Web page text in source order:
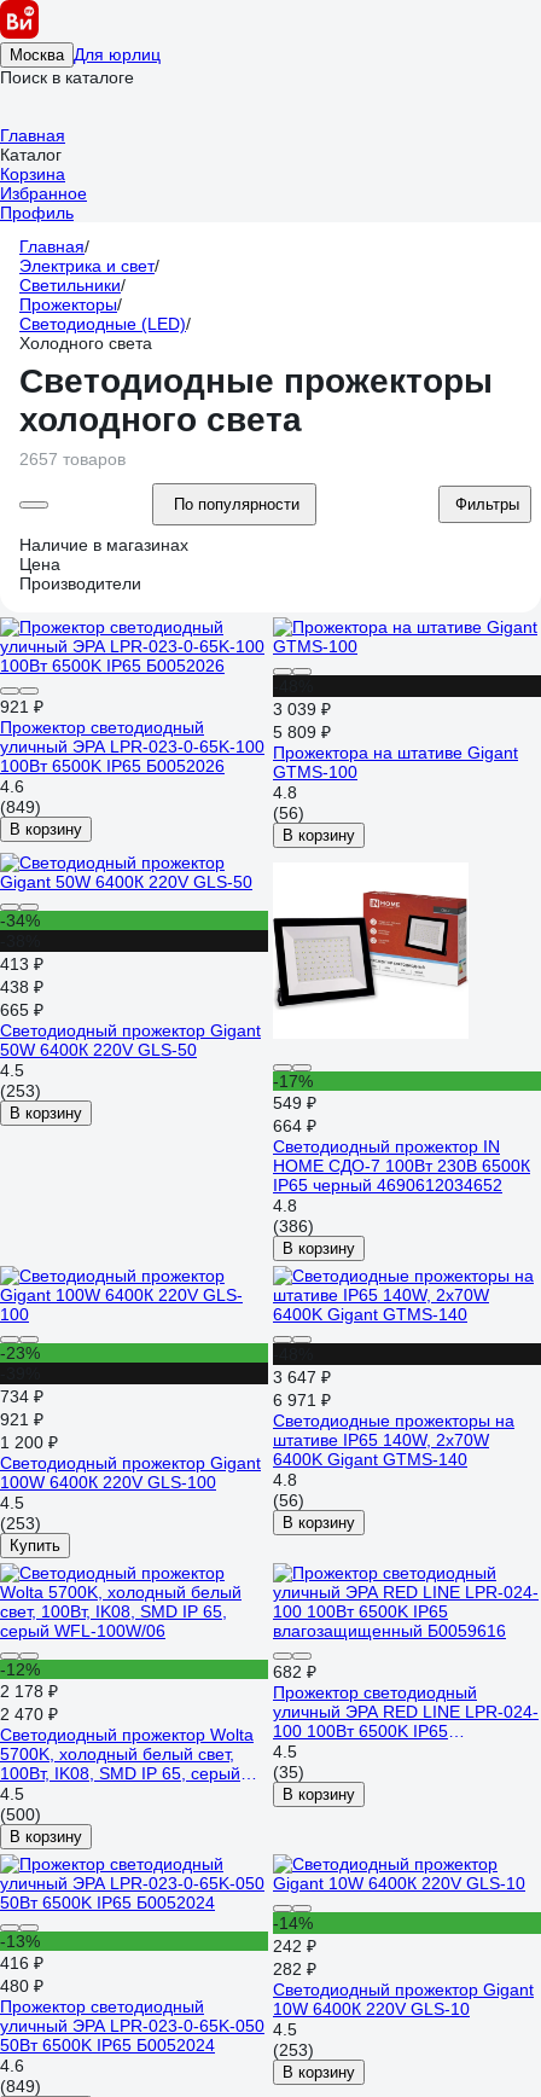
Москва Для юрлиц
Поиск в каталоге
Главная
Каталог
Корзина
Избранное
Профиль
Главная/
Электрика и свет/
Светильники/
Прожекторы/
Светодиодные (LED)/
Холодного света
Светодиодные прожекторы
холодного света
2657 товаров
По популярности Фильтры
Наличие в магазинах
Цена
Производители
921 ₽
Прожектор светодиодный
уличный ЭРА LPR-023-0-65K-100
100Вт 6500K IP65 Б0052026
4.6
(849)
В корзину
3 039 ₽
5 809 ₽
Прожектора на штативе Gigant
GTMS-100
4.8
(56)
В корзину
-34%
413 ₽
438 ₽
665 ₽
Светодиодный прожектор Gigant
50W 6400К 220V GLS-50
4.5
(253)
В корзину
-17%
549 ₽
664 ₽
Светодиодный прожектор IN
HOME СДО-7 100Вт 230В 6500К
IP65 черный 4690612034652
4.8
(386)
В корзину
-23%
734 ₽
921 ₽
1 200 ₽
Светодиодный прожектор Gigant
100W 6400К 220V GLS-100
4.5
(253)
Купить
3 647 ₽
6 971 ₽
Светодиодные прожекторы на
штативе IP65 140W, 2x70W
6400K Gigant GTMS-140
4.8
(56)
В корзину
-12%
2 178 ₽
2 470 ₽
Светодиодный прожектор Wolta
5700K, холодный белый свет,
100Вт, IK08, SMD IP 65, серый
WFL-100W/06
4.5
(500)
В корзину
682 ₽
Прожектор светодиодный
уличный ЭРА RED LINE LPR-024-
100 100Вт 6500K IP65
влагозащищенный Б0059616
4.5
(35)
В корзину
-13%
416 ₽
480 ₽
Прожектор светодиодный
уличный ЭРА LPR-023-0-65K-050
50Вт 6500K IP65 Б0052024
4.6
(849)
-14%
242 ₽
282 ₽
Светодиодный прожектор Gigant
10W 6400К 220V GLS-10
4.5
(253)
В корзину